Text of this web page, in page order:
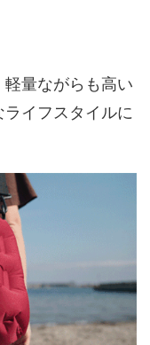
量ながらも高い
イフスタイルに